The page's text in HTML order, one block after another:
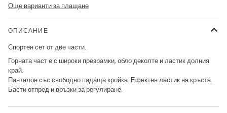
Още варианти за плащане
ОПИСАНИЕ
Спортен сет от две части.
Горната част е с широки презрамки, обло деколте и ластик долния
край.
Панталон със свободно падаща кройка. Ефектен ластик на кръста.
Басти отпред и връзки за регулиране.